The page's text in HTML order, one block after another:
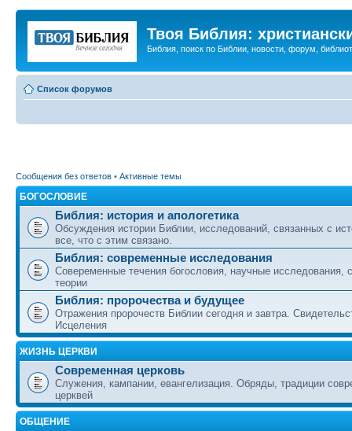
Твоя Библия:
Библия, поиск по Библии, новости, форум,
Список форумов
Сообщения без ответов • Активные темы
БОГОСЛОВИЕ
Библия: история и апологетика
Обсуждения истории Библии, исследований, связанных с
все, что с этим связано.
Библия: современные исследования
Совеременные течения богословия, научные исследования,
теории
Библия: пророчества и будущее
Отражения пророчеств Библии сегодня и завтра.
Исцеления
ЖИЗНЬ ЦЕРКВИ
Современная церковь
Служения, кампании, евангелизация. Обряды, традиции
церквей
ОБЩЕНИЕ